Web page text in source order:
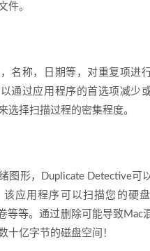
件。
名称，日期等，对重复项进
通过应用程序的首选项减少
选择扫描过程的密集程度。
图形，Duplicate Detective可
应用程序可以扫描您的硬盘
等等。通过删除可能导致Mac
十亿字节的磁盘空间！